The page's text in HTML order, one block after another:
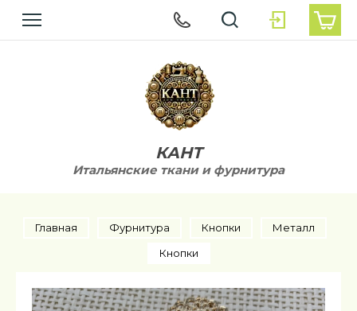
КАНТ
Итальянские ткани и фурнитура
Главная Фурнитура Кнопки
Металл
Кнопки